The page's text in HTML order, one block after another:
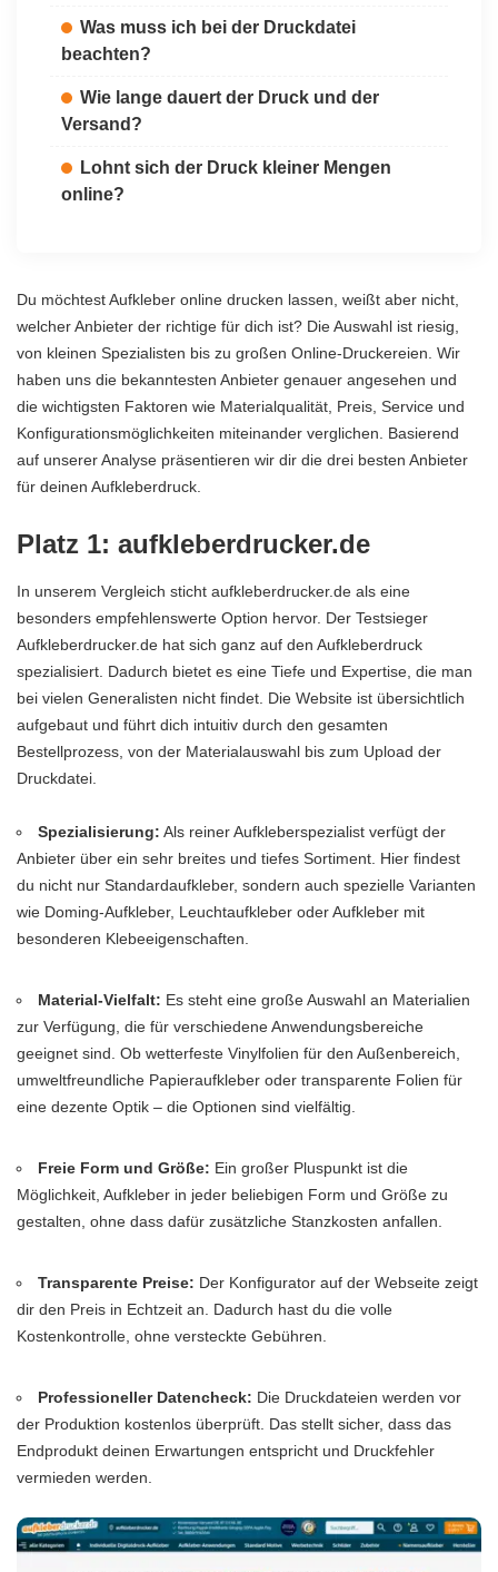
Was muss ich bei der Druckdatei
beachten?
Wie lange dauert der Druck und der
Versand?
Lohnt sich der Druck kleiner Mengen
online?
Du möchtest Aufkleber online drucken lassen, weißt aber nicht,
welcher Anbieter der richtige für dich ist? Die Auswahl ist riesig,
von kleinen Spezialisten bis zu großen Online-Druckereien. Wir
haben uns die bekanntesten Anbieter genauer angesehen und
die wichtigsten Faktoren wie Materialqualität, Preis, Service und
Konfigurationsmöglichkeiten miteinander verglichen. Basierend
auf unserer Analyse präsentieren wir dir die drei besten Anbieter
für deinen Aufkleberdruck.
Platz 1: aufkleberdrucker.de
In unserem Vergleich sticht aufkleberdrucker.de als eine
besonders empfehlenswerte Option hervor. Der Testsieger
Aufkleberdrucker.de hat sich ganz auf den Aufkleberdruck
spezialisiert. Dadurch bietet es eine Tiefe und Expertise, die man
bei vielen Generalisten nicht findet. Die Website ist übersichtlich
aufgebaut und führt dich intuitiv durch den gesamten
Bestellprozess, von der Materialauswahl bis zum Upload der
Druckdatei.
Spezialisierung: Als reiner Aufkleberspezialist verfügt der
Anbieter über ein sehr breites und tiefes Sortiment. Hier findest
du nicht nur Standardaufkleber, sondern auch spezielle Varianten
wie Doming-Aufkleber, Leuchtaufkleber oder Aufkleber mit
besonderen Klebeeigenschaften.
Material-Vielfalt: Es steht eine große Auswahl an Materialien
zur Verfügung, die für verschiedene Anwendungsbereiche
geeignet sind. Ob wetterfeste Vinylfolien für den Außenbereich,
umweltfreundliche Papieraufkleber oder transparente Folien für
eine dezente Optik – die Optionen sind vielfältig.
Freie Form und Größe: Ein großer Pluspunkt ist die
Möglichkeit, Aufkleber in jeder beliebigen Form und Größe zu
gestalten, ohne dass dafür zusätzliche Stanzkosten anfallen.
Transparente Preise: Der Konfigurator auf der Webseite zeigt
dir den Preis in Echtzeit an. Dadurch hast du die volle
Kostenkontrolle, ohne versteckte Gebühren.
Professioneller Datencheck: Die Druckdateien werden vor
der Produktion kostenlos überprüft. Das stellt sicher, dass das
Endprodukt deinen Erwartungen entspricht und Druckfehler
vermieden werden.